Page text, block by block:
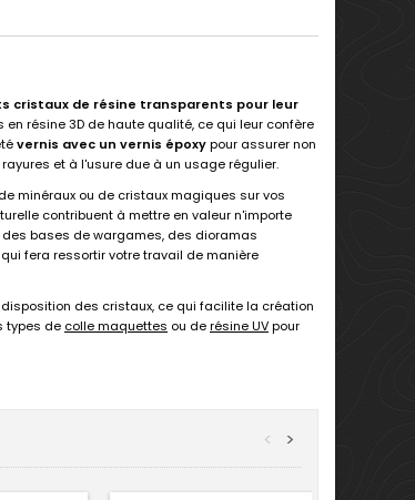
cristaux de résine transparents pour leur
résine 3D de haute qualité, ce qui leur confère
vernis avec un vernis époxypour assurer non
et à l'usure due à un usage régulier.
minéraux ou de cristaux magiques sur vos
contribuent à mettre en valeur n'importe
des bases de wargames, des dioramas
fera ressortir votre travail de manière
des cristaux, ce qui facilite la création
types de colle maquettes ou derésine UVpour
>
<